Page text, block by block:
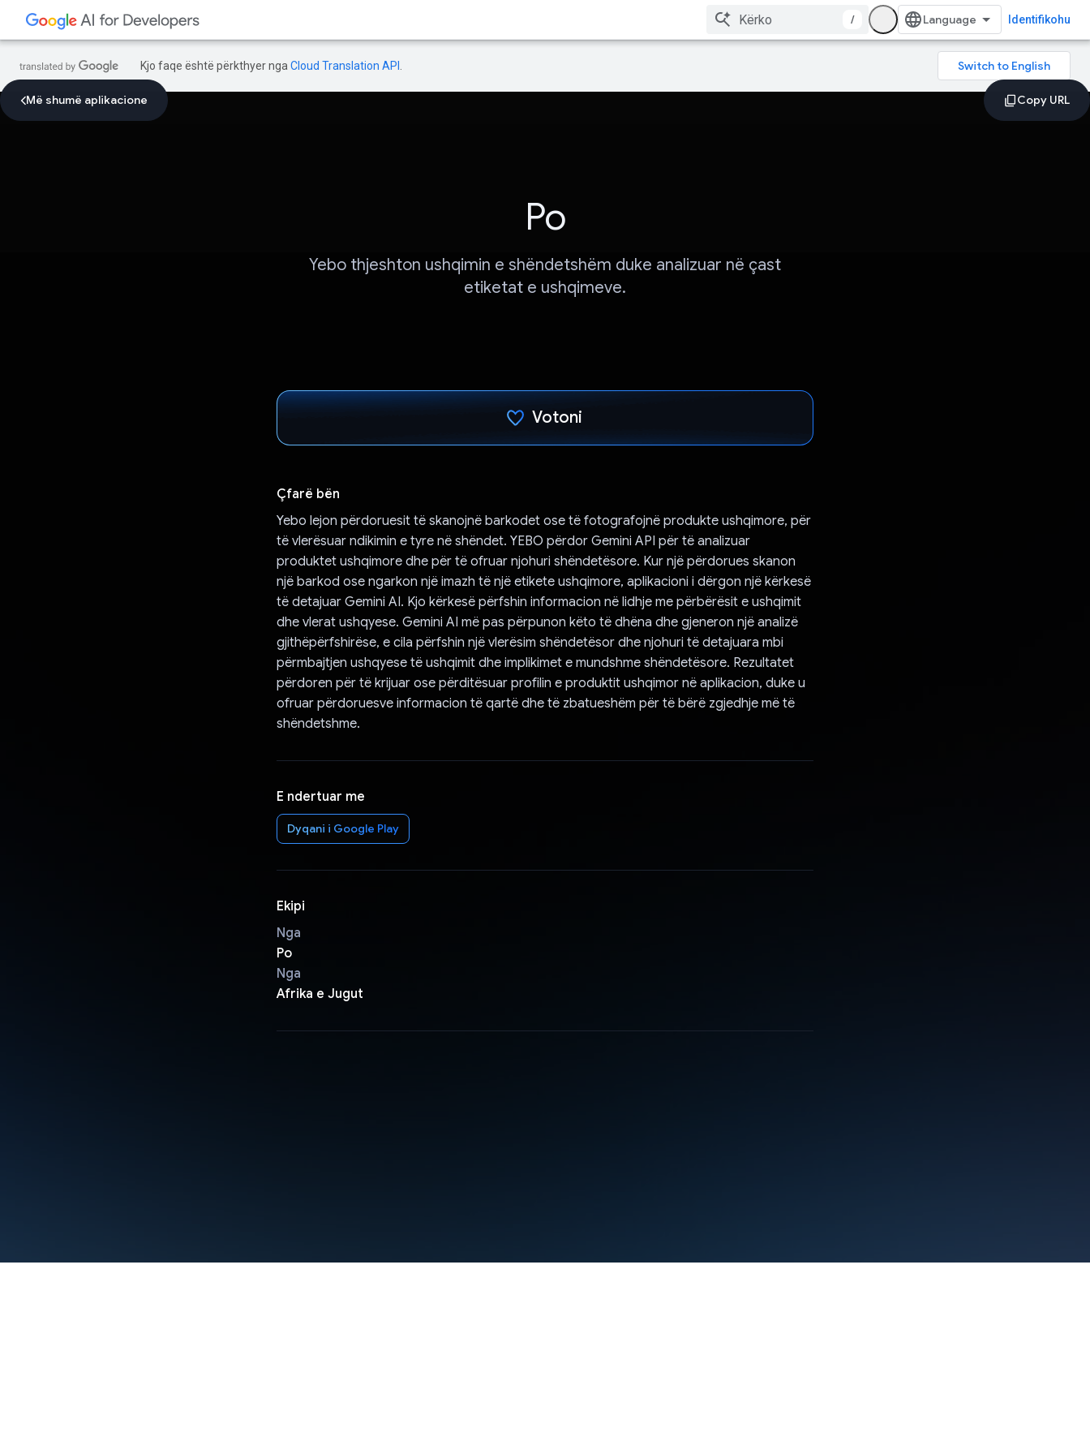
/ Identifikohu
Kjo faqe është përkthyer nga Cloud Translation API
Më shumë aplikacione
Po
Yebo thjeshton ushqimin e shëndetshëm duke analizuar në çast
etiketat e ushqimeve.
Votoni
Çfarë bën
Yebo lejon përdoruesit të skanojnë barkodet ose të fotografojnë produkte ushqimore, për
të vlerësuar ndikimin e tyre në shëndet. YEBO përdor Gemini API për të analizuar
produktet ushqimore dhe për të ofruar njohuri shëndetësore. Kur një përdorues skanon
një barkod ose ngarkon një imazh të një etikete ushqimore, aplikacioni i dërgon një kërkesë
të detajuar Gemini AI. Kjo kërkesë përfshin informacion në lidhje me përbërësit e ushqimit
dhe vlerat ushqyese. Gemini AI më pas përpunon këto të dhëna dhe gjeneron një analizë
gjithëpërfshirëse, e cila përfshin një vlerësim shëndetësor dhe njohuri të detajuara mbi
përmbajtjen ushqyese të ushqimit dhe implikimet e mundshme shëndetësore. Rezultatet
përdoren për të krijuar ose përditësuar profilin e produktit ushqimor në aplikacion, duke u
ofruar përdoruesve informacion të qartë dhe të zbatueshëm për të bërë zgjedhje më të
shëndetshme.
E ndertuar me
Dyqani i Google Play
Ekipi
Nga
Po
Nga
Afrika e Jugut